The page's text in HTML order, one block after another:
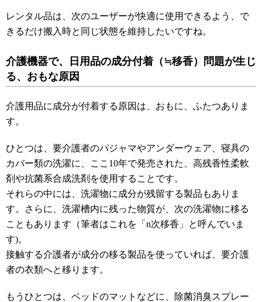
レンタル品は、次のユーザーが快適に使用できるよう、で
きるだけ搬入時と同じ状態を維持したいですね。
介護機器で、日用品の成分付着（≒移香）問題が生じ
る、おもな原因
介護用品に成分が付着する原因は、おもに、ふたつありま
す。
ひとつは、要介護者のパジャマやアンダーウェア、寝具の
カバー類の洗濯に、ここ10年で発売された、高残香性柔軟
剤や抗菌系合成洗剤を使用することです。
それらの中には、洗濯物に成分が残留する製品もありま
す。さらに、洗濯槽内に残った物質が、次の洗濯物に移る
こともあります（筆者はこれを「n次移香」と呼んでいま
す)。
接触する介護者が成分の移る製品を使っていれば、要介護
者の衣類へと移ります。
もうひとつは、ベッドのマットなどに、除菌消臭スプレー